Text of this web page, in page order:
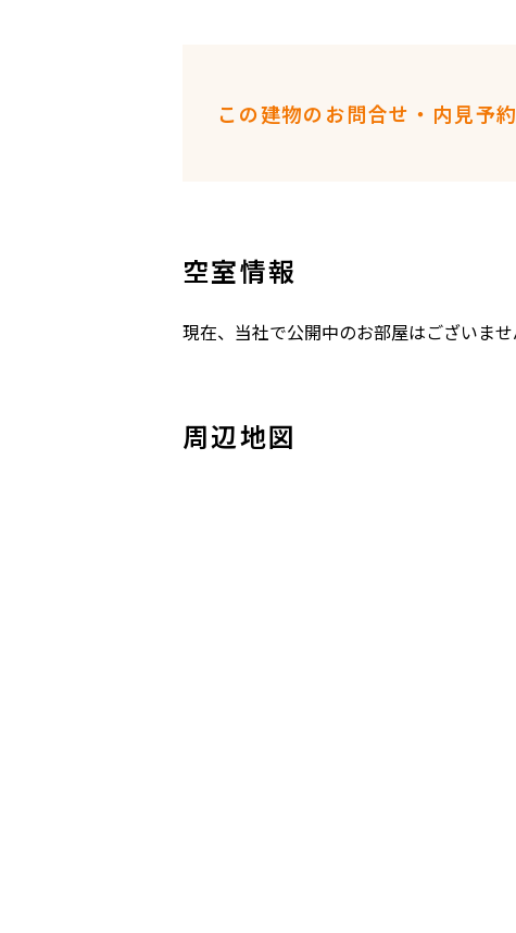
この建物のお問合せ・内見予
空室情報
現在、当社で公開中のお部屋はございま
周辺地図